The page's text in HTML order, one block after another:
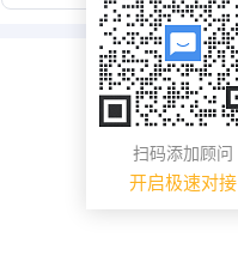
扫码添加顾问
开启极速对接